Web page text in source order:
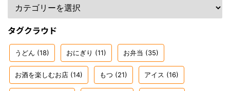
タグクラウド
うどん (18) おにぎり (11) お弁当 (35)
お酒を楽しむお店 (14) もつ (21) アイス (16)